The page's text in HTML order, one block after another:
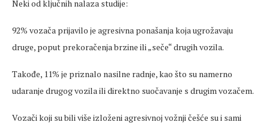
Neki od ključnih nalaza studije:
92% vozača prijavilo je agresivna ponašanja koja ugrožavaju
druge, poput prekoračenja brzine ili„seče“ drugih vozila.
Takođe, 11% je priznalo nasilne radnje, kao što su namerno
udaranje drugog vozila ili direktno suočavanje s drugim vozačem.
Vozači koji su bili više izloženi agresivnoj vožnji češće su i sami